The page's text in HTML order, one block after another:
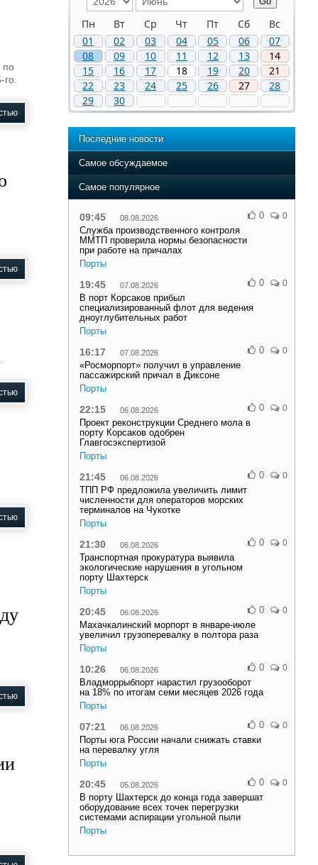
по
Пн Вт Ср Чт Пт Сб
Вс
01
02 03 04 05 06
07
08
09 10 11 12 13
14
15
16 17 18 19 20
21
22
23 24 25 26 27
28
29
30
Последние новости
Самое обсуждаемое
Самое популярное
09:45 08.08.2026
Служба производственного контроля
ММТП проверила нормы безопасности
при работе на причалах
Порты
0 0
19:45 07.08.2026
В порт Корсаков прибыл
специализированный флот для ведения
дноуглубительных работ
Порты
0 0
16:17 07.08.2026
«Росморпорт» получил в управление
пассажирский причал в Диксоне
Порты
0 0
22:15 06.08.2026
Проект реконструкции Среднего мола в
порту Корсаков одобрен
Главгосэкспертизой
Порты
0 0
21:45 06.08.2026
ТПП РФ предложила увеличить лимит
численности для операторов морских
терминалов на Чукотке
Порты
0 0
21:30 06.08.2026
Транспортная прокуратура выявила
экологические нарушения в угольном
порту Шахтерск
Порты
0 0
20:45 06.08.2026
Махачкалинский морпорт в январе-июле
увеличил грузоперевалку в полтора раза
Порты
0 0
10:26 06.08.2026
Владморрыбпорт нарастил грузооборот
на 18% по итогам семи месяцев 2026 года
Порты
0 0
07:21 06.08.2026
Порты юга России начали снижать ставки
на перевалку угля
Порты
0 0
20:45 05.08.2026
В порту Шахтерск до конца года завершат
оборудование всех точек перегрузки
системами аспирации угольной пыли
Порты
0 0